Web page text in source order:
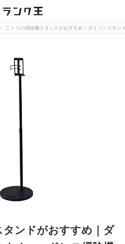
ニトリの掃除機スタンドがおすすめ｜ダイソンスタン
タンドがおすすめ｜ダ